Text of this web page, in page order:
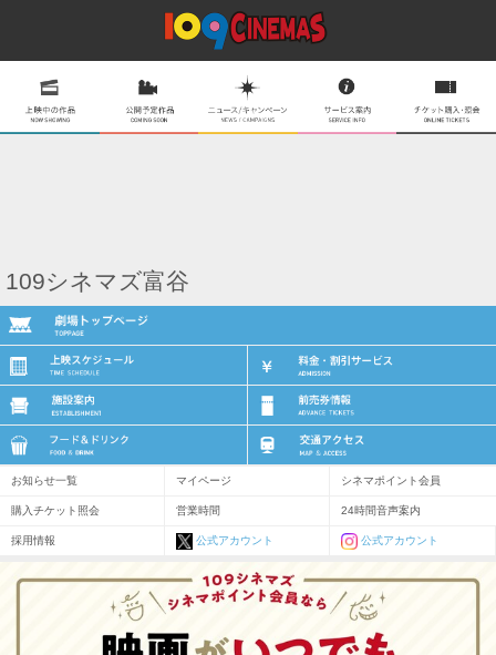
109シネマズ富谷
お知らせ一覧 マイページ シネマポイント会員
購入チケット照会 営業時間 24時間音声案内
採用情報 公式アカウント 公式アカウント